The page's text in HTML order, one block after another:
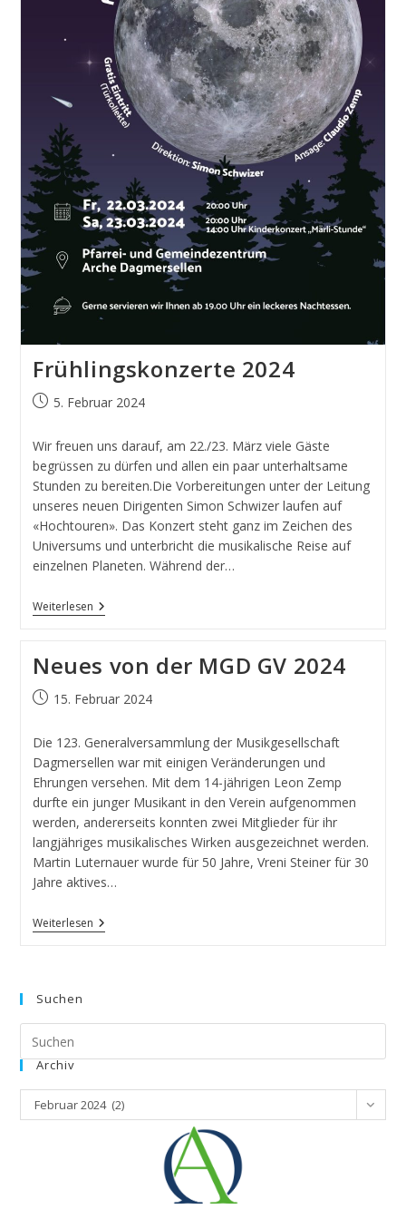
Frühlingskonzerte 2024
5. Februar 2024
Wir freuen uns darauf, am 22./23. März viele Gäste
begrüssen zu dürfen und allen ein paar unterhaltsame
Stunden zu bereiten.Die Vorbereitungen unter der Leitung
unseres neuen Dirigenten Simon Schwizer laufen auf
«Hochtouren». Das Konzert steht ganz im Zeichen des
Universums und unterbricht die musikalische Reise auf
einzelnen Planeten. Während der…
Weiterlesen
Neues von der MGD GV 2024
15. Februar 2024
Die 123. Generalversammlung der Musikgesellschaft
Dagmersellen war mit einigen Veränderungen und
Ehrungen versehen. Mit dem 14-jährigen Leon Zemp
durfte ein junger Musikant in den Verein aufgenommen
werden, andererseits konnten zwei Mitglieder für ihr
langjähriges musikalisches Wirken ausgezeichnet werden.
Martin Luternauer wurde für 50 Jahre, Vreni Steiner für 30
Jahre aktives…
Weiterlesen
Suchen
Archiv
Februar 2024 (2)